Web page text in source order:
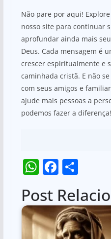
Não pare por aqui!
nosso site para continuar
aprofundar ainda mais
Deus. Cada mensagem é
crescer espiritualmente e
caminhada cristã. E não
com seus amigos e
ajude mais pessoas a
podemos fazer a diferença!
W
at
s
A
F
c
e
b
S
ar
e
Post